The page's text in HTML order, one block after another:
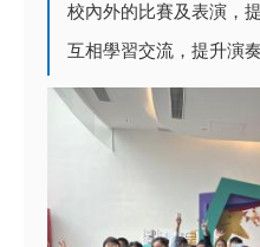
校內外的比賽及表演，
互相學習交流，提升演